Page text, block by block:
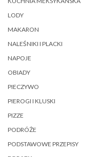
LODY
MAKARON
NALEŚNIKI I PLACKI
NAPOJE
OBIADY
PIECZYWO
PIEROGI I KLUSKI
PIZZE
PODRÓŻE
PODSTAWOWE PRZEPISY